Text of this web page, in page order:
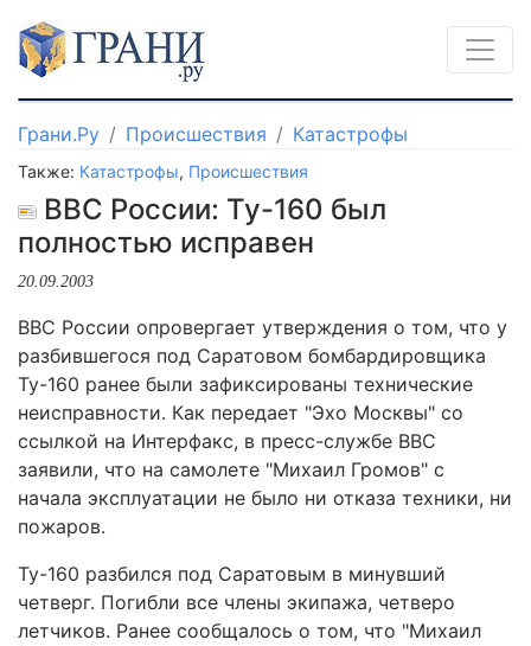
Грани.Ру Происшествия Катастрофы
Также: Катастрофы, Происшествия
ВВС России: Ту-160 был
полностью исправен
20.09.2003
ВВС России опровергает утверждения о том, что у
разбившегося под Саратовом бомбардировщика
Ту-160 ранее были зафиксированы технические
неисправности. Как передает "Эхо Москвы" со
ссылкой на Интерфакс, в пресс-службе ВВС
заявили, что на самолете "Михаил Громов" с
начала эксплуатации не было ни отказа техники, ни
пожаров.
Ту-160 разбился под Саратовым в минувший
четверг. Погибли все члены экипажа, четверо
летчиков. Ранее сообщалось о том, что "Михаил